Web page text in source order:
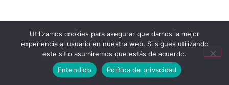
Utilizamos cookies para asegurar que damos la mejor
experiencia al usuario en nuestra web. Si sigues utilizando
este sitio asumiremos que estás de acuerdo.
Entendido
Política de privacidad